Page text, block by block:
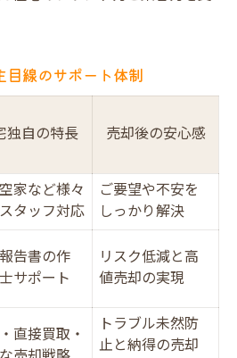
目線のサポート体制
独自の特長 売却後の安心感
家など様々
タッフ対応
ご要望や不安を
しっかり解決
告書の作
サポート
リスク低減と高
値売却の実現
直接買取・
トラブル未然防
止と納得の売却